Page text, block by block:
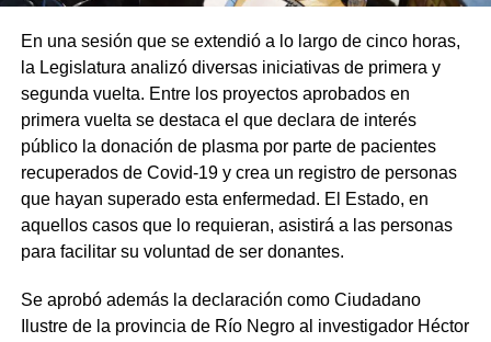
En una sesión que se extendió a lo largo de cinco horas,
la Legislatura analizó diversas iniciativas de primera y
segunda vuelta. Entre los proyectos aprobados en
primera vuelta se destaca el que declara de interés
público la donación de plasma por parte de pacientes
recuperados de Covid-19 y crea un registro de personas
que hayan superado esta enfermedad. El Estado, en
aquellos casos que lo requieran, asistirá a las personas
para facilitar su voluntad de ser donantes.
Se aprobó además la declaración como Ciudadano
Ilustre de la provincia de Río Negro al investigador Héctor